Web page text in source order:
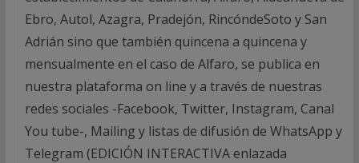
Ebro, Autol, Azagra, Pradejón, RincóndeSoto y San
Adrián sino que también quincena a quincena y
mensualmente en el caso de Alfaro, se publica en
nuestra plataforma on line y a través de nuestras
redes sociales -Facebook, Twitter, Instagram, Canal
You tube-, Mailing y listas de difusión de WhatsApp y
Telegram (EDICIÓN INTERACTIVA enlazada